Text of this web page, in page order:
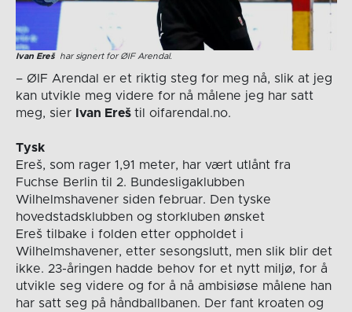
Ivan Ereš har signert for ØIF Arendal.
– ØIF Arendal er et riktig steg for meg nå, slik at jeg
kan utvikle meg videre for nå målene jeg har satt
meg, sier
Ivan Ereš til oifarendal.no.
Tysk
Ereš, som rager 1,91 meter, har vært utlånt fra
Fuchse Berlin til 2. Bundesligaklubben
Wilhelmshavener siden februar. Den tyske
hovedstadsklubben og storkluben ønsket
Ereš tilbake i folden etter oppholdet i
Wilhelmshavener, etter sesongslutt, men slik blir det
ikke. 23-åringen hadde behov for et nytt miljø, for å
utvikle seg videre og for å nå ambisiøse målene han
har satt seg på håndballbanen. Der fant kroaten og